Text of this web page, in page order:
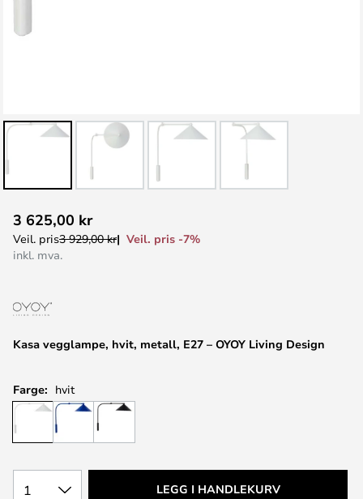
til
begynnelsen
Kasa vegglampe, hvit, metall, E27 – OYOY Living Design
3 625,00 kr
Veil. pris3 929,00 kr
Veil. pris -7%
inkl. mva.
Farge: hvit
1 LEGG I HANDLEKURV